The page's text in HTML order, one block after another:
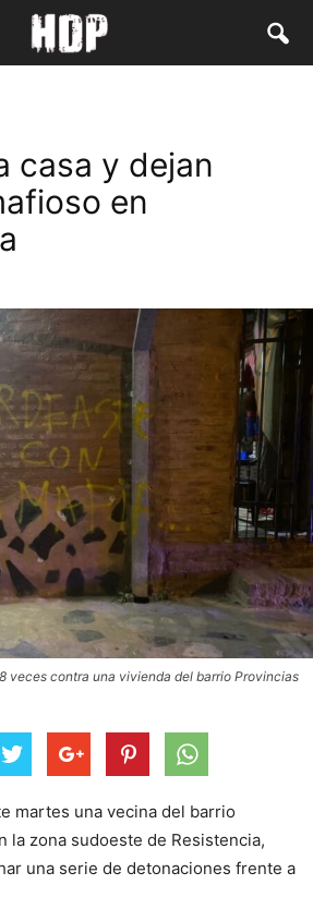
casa y dejan
en
veces contra una vivienda del barrio Provincias
martes una vecina del barrio
la zona sudoeste de Resistencia,
una serie de detonaciones frente a